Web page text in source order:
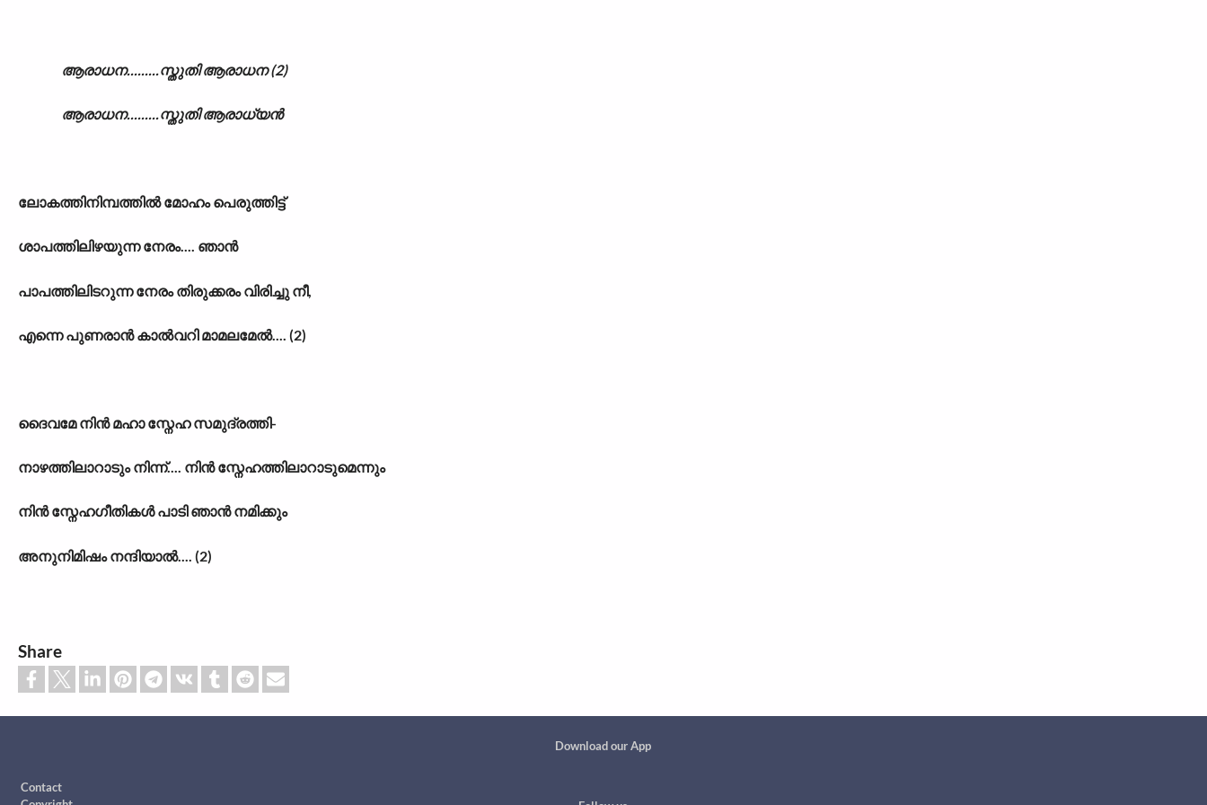
ആരാധന.........സ്തുതി ആരാധന (2)
ആരാധന.........സ്തുതി ആരാധ്യൻ
ലോകത്തിനിമ്പത്തിൽ മോഹം പെരുത്തിട്ട്
ശാപത്തിലിഴയുന്ന നേരം.... ഞാൻ
പാപത്തിലിടറുന്ന നേരം തിരുക്കരം വിരിച്ചു നീ,
എന്നെ പുണരാൻ കാൽവറി മാമലമേൽ.... (2)
ദൈവമേ നിൻ മഹാ സ്നേഹ സമുദ്രത്തി-
നാഴത്തിലാറാടും നിന്ന്.... നിൻ സ്നേഹത്തിലാറാടുമെന്നും
നിൻ സ്നേഹഗീതികൾ പാടി ഞാൻ നമിക്കും
അനുനിമിഷം നന്ദിയാൽ.... (2)
Share
Custom footer
Download our App
Contact